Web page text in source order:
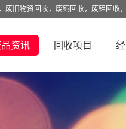
废旧物资回收，废铜回收，废铝回收
资讯 回收项目